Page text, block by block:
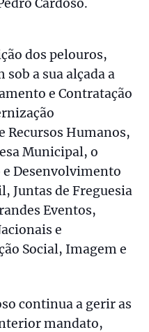
Cardoso.
dos pelouros,
a sua alçada a
e Contratação
Recursos Humanos,
Municipal, o
Desenvolvimento
Juntas de Freguesia
Eventos,
e
Social, Imagem e
continua a gerir as
mandato,